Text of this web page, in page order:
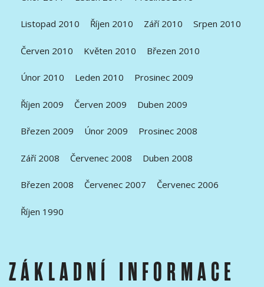
Listopad 2010 Říjen 2010 Září 2010 Srpen 2010
Červen 2010 Květen 2010 Březen 2010
Únor 2010 Leden 2010 Prosinec 2009
Říjen 2009 Červen 2009 Duben 2009
Březen 2009 Únor 2009 Prosinec 2008
Září 2008 Červenec 2008 Duben 2008
Březen 2008 Červenec 2007 Červenec 2006
Říjen 1990
ZÁKLADNÍ INFORMACE